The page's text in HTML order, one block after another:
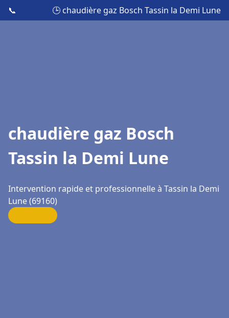
📞 🕒 chaudière gaz Bosch Tassin la Demi Lune
chaudière gaz Bosch
Tassin la Demi Lune
Intervention rapide et professionnelle à Tassin la Demi
Lune (69160)